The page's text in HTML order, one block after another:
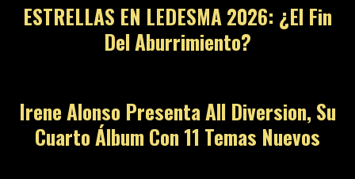
ESTRELLAS EN LEDESMA 2026: ¿El Fin
Del Aburrimiento?
Irene Alonso Presenta All Diversion, Su
Cuarto Álbum Con 11 Temas Nuevos